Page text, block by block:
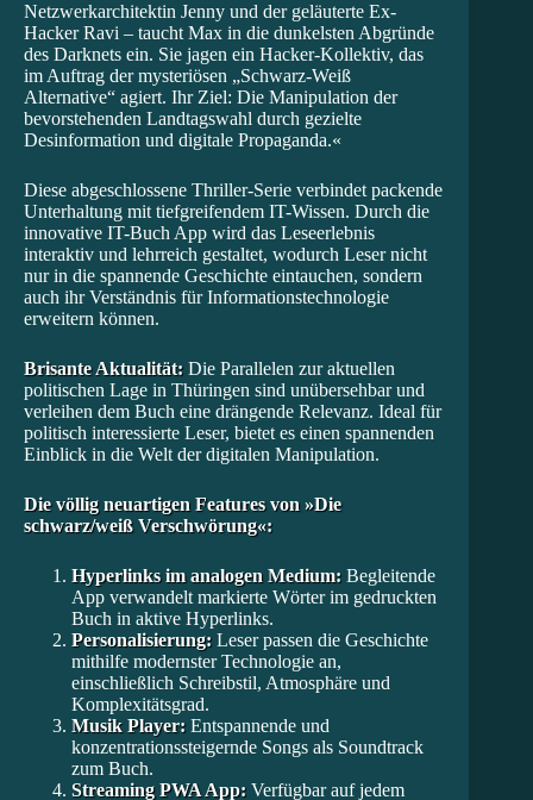
Netzwerkarchitektin Jenny und der geläuterte Ex-
Hacker Ravi – taucht Max in die dunkelsten Abgründe
des Darknets ein. Sie jagen ein Hacker-Kollektiv, das
im Auftrag der mysteriösen „Schwarz-Weiß
Alternative“ agiert. Ihr Ziel: Die Manipulation der
bevorstehenden Landtagswahl durch gezielte
Desinformation und digitale Propaganda.«
Diese abgeschlossene Thriller-Serie verbindet packende
Unterhaltung mit tiefgreifendem IT-Wissen. Durch die
innovative IT-Buch App wird das Leseerlebnis
interaktiv und lehrreich gestaltet, wodurch Leser nicht
nur in die spannende Geschichte eintauchen, sondern
auch ihr Verständnis für Informationstechnologie
erweitern können.
Brisante Aktualität: Die Parallelen zur aktuellen
politischen Lage in Thüringen sind unübersehbar und
verleihen dem Buch eine drängende Relevanz. Ideal für
politisch interessierte Leser, bietet es einen spannenden
Einblick in die Welt der digitalen Manipulation.
Die völlig neuartigen Features von »Die
schwarz/weiß Verschwörung«:
Hyperlinks im analogen Medium: Begleitende
App verwandelt markierte Wörter im gedruckten
Buch in aktive Hyperlinks.
Personalisierung: Leser passen die Geschichte
mithilfe modernster Technologie an,
einschließlich Schreibstil, Atmosphäre und
Komplexitätsgrad.
Musik Player: Entspannende und
konzentrationssteigernde Songs als Soundtrack
zum Buch.
Streaming PWA App: Verfügbar auf jedem